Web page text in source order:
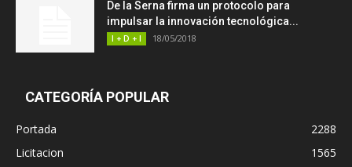
De la Serna firma un protocolo para
impulsar la innovación tecnológica...
I + D + I 18/05/2018
CATEGORÍA POPULAR
Portada
2288
Licitacion
1565